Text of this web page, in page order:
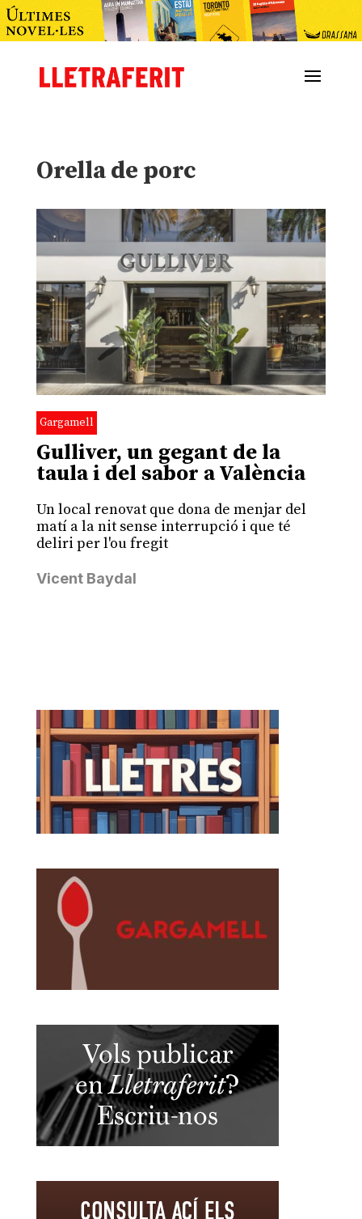
Orella de porc
Gargamell
Gulliver, un gegant de la
taula i del sabor a València
Un local renovat que dona de menjar del
matí a la nit sense interrupció i que té
deliri per l'ou fregit
Vicent Baydal